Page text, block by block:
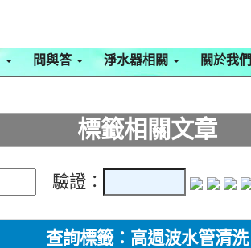
問與答 淨水器相關 關於我們
標籤相關文章
驗證：
查詢標籤：高週波水管清洗